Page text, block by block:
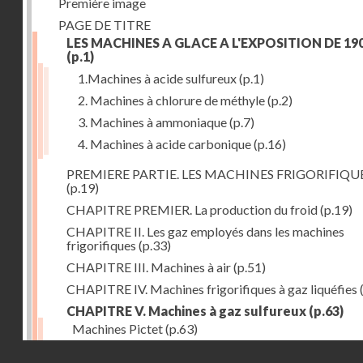
PAGE DE TITRE
LES MACHINES A GLACE A L'EXPOSITION DE
(p.1)
1.Machines à acide sulfureux(p.1)
2. Machines à chlorure de méthyle(p.2)
3. Machines à ammoniaque(p.7)
4. Machines à acide carbonique(p.16)
PREMIERE PARTIE. LES MACHINES
(p.19)
CHAPITRE PREMIER. La production du froid(p.19)
CHAPITRE II. Les gaz employés dans les machines
frigorifiques (p.33)
CHAPITRE III. Machines à air(p.51)
CHAPITRE IV. Machines frigorifiques à gaz liquéfies
CHAPITRE V. Machines à gaz sulfureux (p.63)
Machines Pictet(p.63)